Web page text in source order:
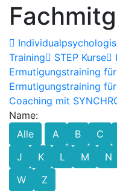
Training
STEP Kurse
Ermutigungstraining
Ermutigungstraining
Coaching mit
Name:
Alle
A B C
J
K L M N
W
Z